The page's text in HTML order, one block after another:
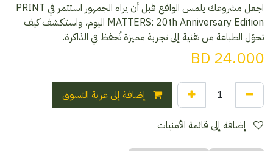
اجعل مشروعك يلمس الواقع قبل أن يراه الجمهور استثمر في PRINT
MATTERS: 20th Anniversary Edition اليوم، واستكشف كيف
تحوّل الطباعة من تقنية إلى تجربة مميزة تُحفظ في الذاكرة.
24.000
إضافة إلى عربة التسوق